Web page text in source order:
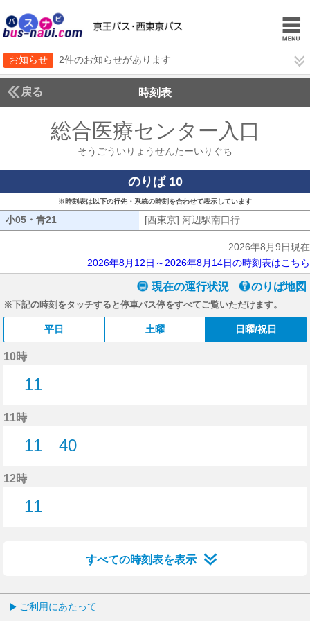
お知らせ 2件のお知らせがあります
戻る 時刻表
総合医療センター入口
そうごういりょうせんたーいりぐち
のりば 10
※時刻表は以下の行先・系統の時刻を合わせて表示しています
小05・青21 [西東京] 河辺駅南口行
2026年8月9日現在
2026年8月12日～2026年8月14日の時刻表はこちら
現在の運行状況 のりば地図
※下記の時刻をタッチすると停車バス停をすべてご覧いただけます。
平日 土曜 日曜/祝日
10時
11
11時
11
40
12時
11
すべての時刻表を表示
ご利用にあたって